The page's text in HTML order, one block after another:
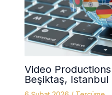
Video
Beşiktaş, Istanbul